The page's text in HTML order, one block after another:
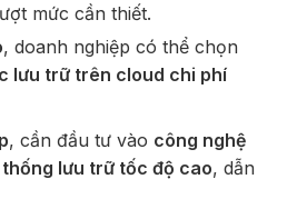
mức cần thiết.
, doanh nghiệp có thể chọn
lưu trữ trên cloud chi phí
, cần đầu tư vào công nghệ
lưu trữ tốc độ cao, dẫn